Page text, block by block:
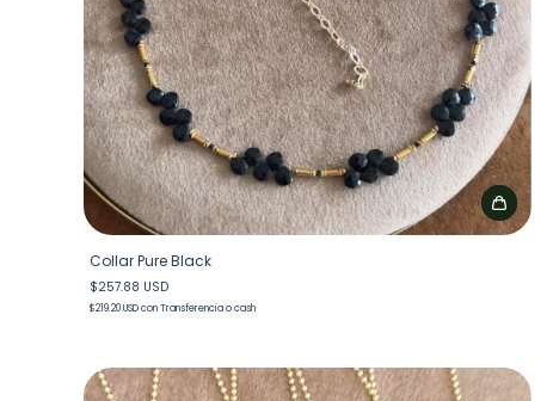
Collar Pure Black
$257.88 USD
$219.20 USDconTransferencia o cash